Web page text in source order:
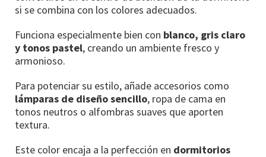
si se combina con los colores adecuados.
Funciona especialmente bien con blanco, gris claro
y tonos pastel, creando un ambiente fresco y
armonioso.
Para potenciar su estilo, añade accesorios como
lámparas de diseño sencillo, ropa de cama en
tonos neutros o alfombras suaves que aporten
textura.
Este color encaja a la perfección en dormitorios